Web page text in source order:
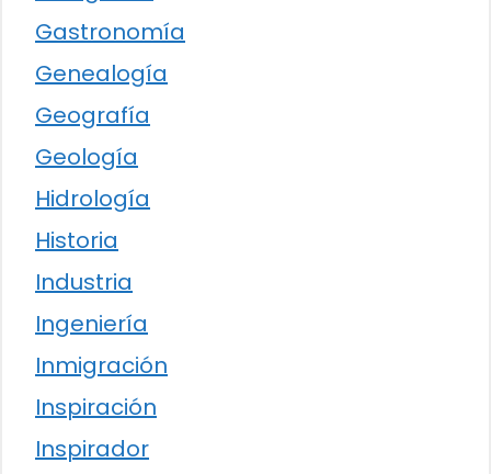
Gastronomía
Genealogía
Geografía
Geología
Hidrología
Historia
Industria
Ingeniería
Inmigración
Inspiración
Inspirador